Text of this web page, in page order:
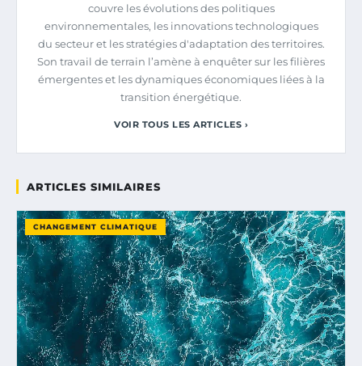
couvre les évolutions des politiques
environnementales, les innovations technologiques
du secteur et les stratégies d'adaptation des territoires.
Son travail de terrain l’amène à enquêter sur les filières
émergentes et les dynamiques économiques liées à la
transition énergétique.
VOIR TOUS LES ARTICLES ›
ARTICLES SIMILAIRES
CHANGEMENT CLIMATIQUE